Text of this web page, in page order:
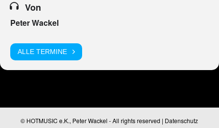
Von
Peter Wackel
ALLE TERMINE
© HOTMUSIC e.K., Peter Wackel - All rights reserved | Datenschutz